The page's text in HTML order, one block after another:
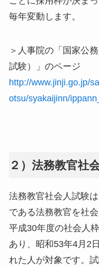
毎年変動します。
＞人事院の「国家公
試験）」のページ
http://www.jinji.go.jp/
otsu/syakaijinn/
２）法務教官社
法務教官社会人試験
である法務教官を社
平成30年度の社会人
あり、昭和53年4月2
れた人が対象です。